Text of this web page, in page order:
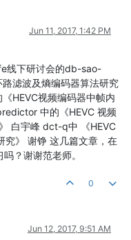
Jun 11, 2017, 1:42 PM
线下研讨会的db-sao-
滤波及熵编码器算法研究
HEVC视频编码器中帧内
中的《HEVC 视频
白宇峰 dct-q中 《HEVC
究》 谢铮 这几篇文章，在
？谢谢范老师。
0
Jun 12, 2017, 9:51 AM